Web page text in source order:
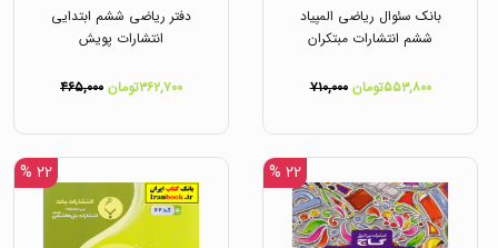
بانک سئوال ریاضی المپیاد
ششم انتشارات مبتکران
۵۵۳,۸۰۰تومان ۷۱۰,۰۰۰
دفتر ریاضی ششم ابتدایی
انتشارات پویش
۳۶۲,۷۰۰تومان ۴۶۵,۰۰۰
۲۲ % ۲۲ %